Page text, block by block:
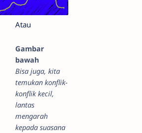
Atau
Gambar
bawah
Bisa juga, kita
temukan konflik-
konflik kecil,
lantas
mengarah
kepada suasana